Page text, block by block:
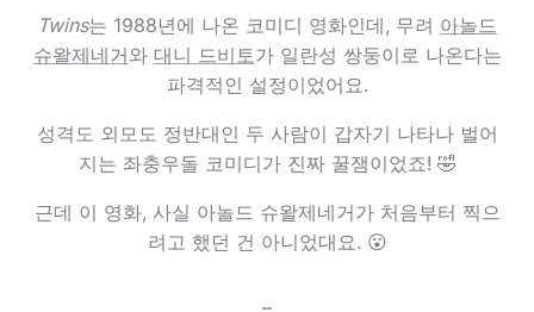
Twins는 1988년에 나온 코미디 영화인데, 무려 아놀드
슈왈제네거와 대니 드비토가 일란성 쌍둥이로 나온다는
파격적인 설정이었어요.
성격도 외모도 정반대인 두 사람이 갑자기 나타나 벌어
지는 좌충우돌 코미디가 진짜 꿀잼이었죠! 🤣
근데 이 영화, 사실 아놀드 슈왈제네거가 처음부터 찍으
려고 했던 건 아니었대요. 😮